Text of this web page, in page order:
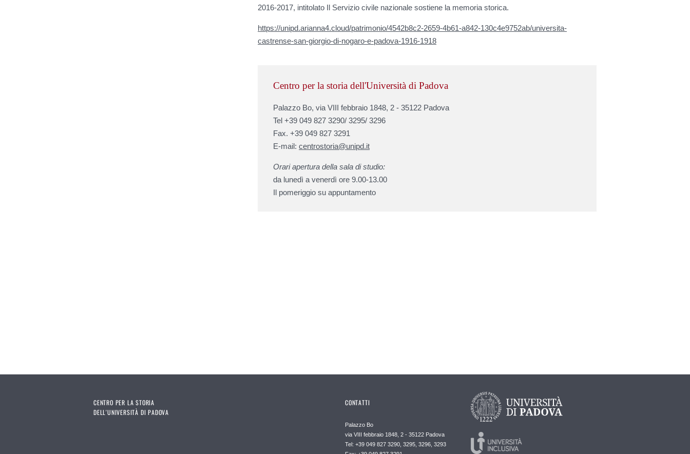
2016-2017, intitolato Il Servizio civile nazionale sostiene la memoria storica.
https://unipd.arianna4.cloud/patrimonio/4542b8c2-2659-4b61-a842-130c4e9752ab/universita-
castrense-san-giorgio-di-nogaro-e-padova-1916-1918
Centro per la storia dell'Università di Padova
Palazzo Bo, via VIII febbraio 1848, 2 - 35122 Padova
Tel +39 049 827 3290/ 3295/ 3296
Fax. +39 049 827 3291
E-mail: centrostoria@unipd.it
Orari apertura della sala di studio:
da lunedì a venerdì ore 9.00-13.00
Il pomeriggio su appuntamento
CENTRO PER LA STORIA
DELL'UNIVERSITÀ DI PADOVA
CONTATTI
Palazzo Bo
via VIII febbraio 1848, 2 - 35122 Padova
Tel: +39 049 827 3290, 3295, 3296, 3293